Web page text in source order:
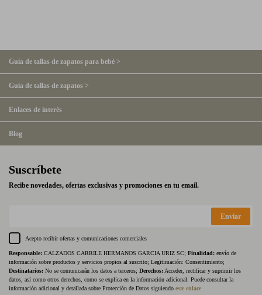
Guía de tallas de zapatos para bebé >
Guía de tallas de zapatos >
Enlaces de interés
Blog
Suscríbete
Recibe novedades, ofertas exclusivas y promociones en tu email.
Enviar
Acepto recibir ofertas y comunicaciones comerciales
Responsable: CALZADOS CARRILE HERMANOS GARCIA URIZ SC; Finalidad: envío de
información sobre productos y servicios propios al suscrito; Legitimación: Consentimiento;
Destinatarios: No se comunicarán los datos a terceros; Derechos: Acceder, rectificar y suprimir los
datos, así como otros derechos, como se explica en la información adicional. Puede consultar la
información adicional y detallada sobre Protección de Datos siguiendo este enlace